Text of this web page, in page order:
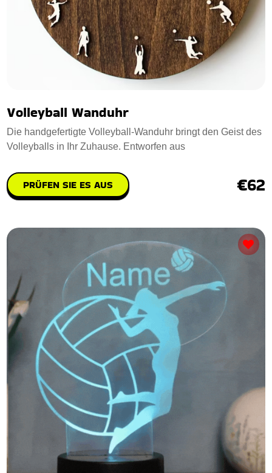
Volleyball Wanduhr
Die handgefertigte Volleyball-Wanduhr bringt den Geist des
Volleyballs in Ihr Zuhause. Entworfen aus
PRÜFEN SIE ES AUS €62